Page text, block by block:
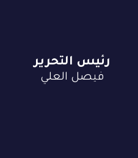
رئيس التحرير
فيصل العلي